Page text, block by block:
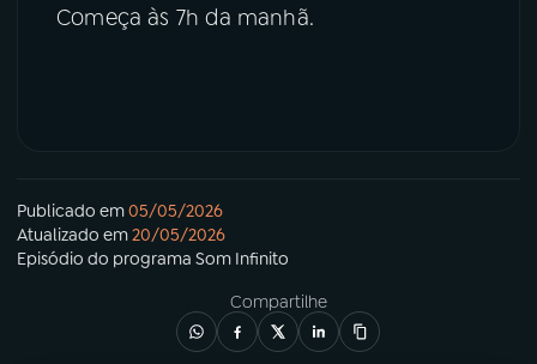
Começa às 7h da manhã.
Publicado em05/05/2026
Atualizado em20/05/2026
Episódio do programa Som Infinito
Compartilhe